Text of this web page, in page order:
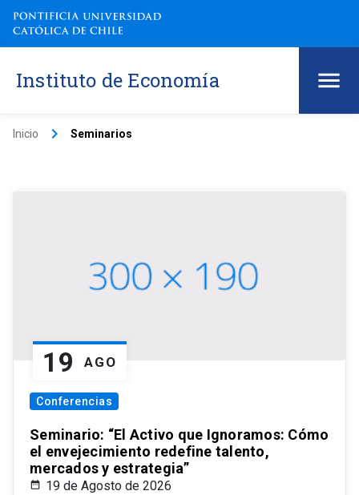
Instituto de Economía
Inicio keyboard_arrow_right Seminarios
19 AGO
Conferencias
Seminario: “El Activo que Ignoramos: Cómo
el envejecimiento redefine talento,
mercados y estrategia”
19 de Agosto de 2026